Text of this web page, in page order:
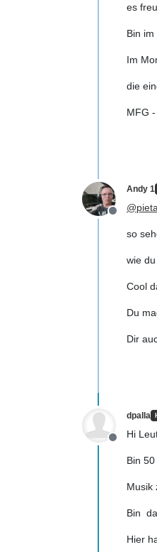
es
Bin
Im
die
MFG
Offline
Andy 1
@
so
wie
Cool
Du
Dir
Offline
dpalla
Hi
Bin
Musik
Bin
Hier